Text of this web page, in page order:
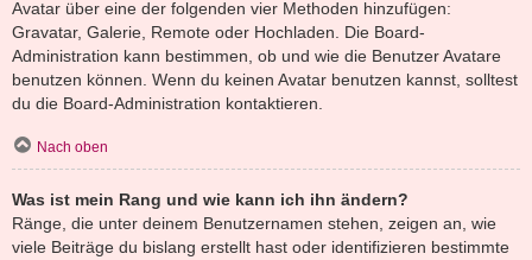
Avatar über eine der folgenden vier Methoden hinzufügen:
Gravatar, Galerie, Remote oder Hochladen. Die Board-
Administration kann bestimmen, ob und wie die Benutzer Avatare
benutzen können. Wenn du keinen Avatar benutzen kannst, solltest
du die Board-Administration kontaktieren.
Nach oben
Was ist mein Rang und wie kann ich ihn ändern?
Ränge, die unter deinem Benutzernamen stehen, zeigen an, wie
viele Beiträge du bislang erstellt hast oder identifizieren bestimmte